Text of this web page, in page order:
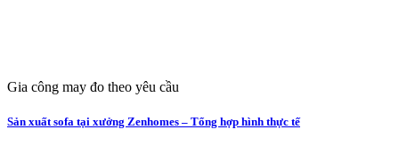
Gia công may đo theo yêu cầu
Sản xuất sofa tại xưởng Zenhomes – Tổng hợp hình thực tế